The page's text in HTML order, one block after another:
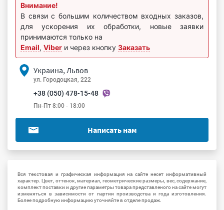
Внимание!
В связи с большим количеством входных заказов,
для ускорения их обработки, новые заявки
принимаются только на
Email, Viber и через кнопку Заказать
Украина, Львов
ул. Городоцкая, 222
+38 (050) 478-15-48
Пн-Пт 8:00 - 18:00
Написать нам
Вся текстовая и графическая информация на сайте несет информативный
характер. Цвет, оттенок, материал, геометрические размеры, вес, содержание,
комплект поставки и другие параметры товара представленого на сайте могут
изменяться в зависимости от партии производства и года изготовления.
Более подробную информацию уточняйте в отделе продаж.